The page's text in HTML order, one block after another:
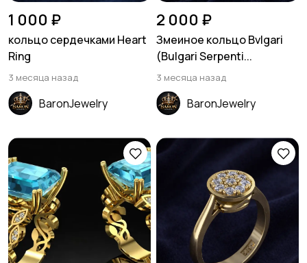
1 000 ₽
кольцо сердечками Heart
Ring
3 месяца назад
BaronJewelry
2 000 ₽
Змеиное кольцо Bvlgari
(Bulgari Serpenti...
3 месяца назад
BaronJewelry